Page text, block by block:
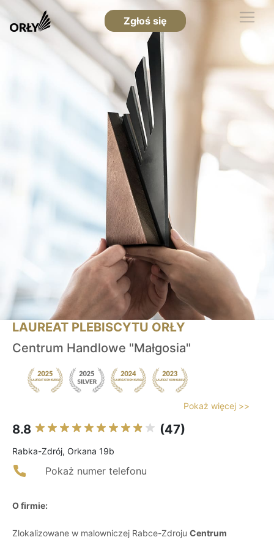
Zgłoś się
LAUREAT PLEBISCYTU ORŁY
Centrum Handlowe "Małgosia"
Pokaż więcej >>
8.8 (47)
Rabka-Zdrój, Orkana 19b
Pokaż numer telefonu
O firmie:
Zlokalizowane w malowniczej Rabce-Zdroju Centrum